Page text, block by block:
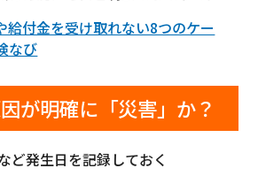
給付金を受け取れない8つのケー
なび
が明確に「災害」か？
ど発生日を記録しておく